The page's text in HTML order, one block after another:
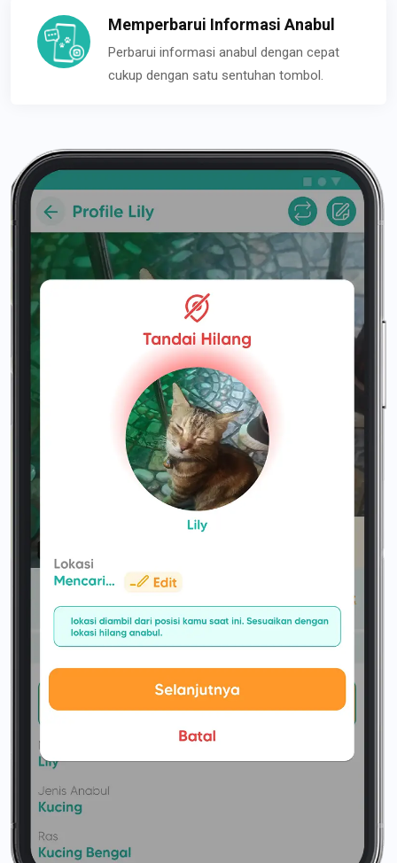
Memperbarui Informasi Anabul
Perbarui informasi anabul dengan cepat
cukup dengan satu sentuhan tombol.